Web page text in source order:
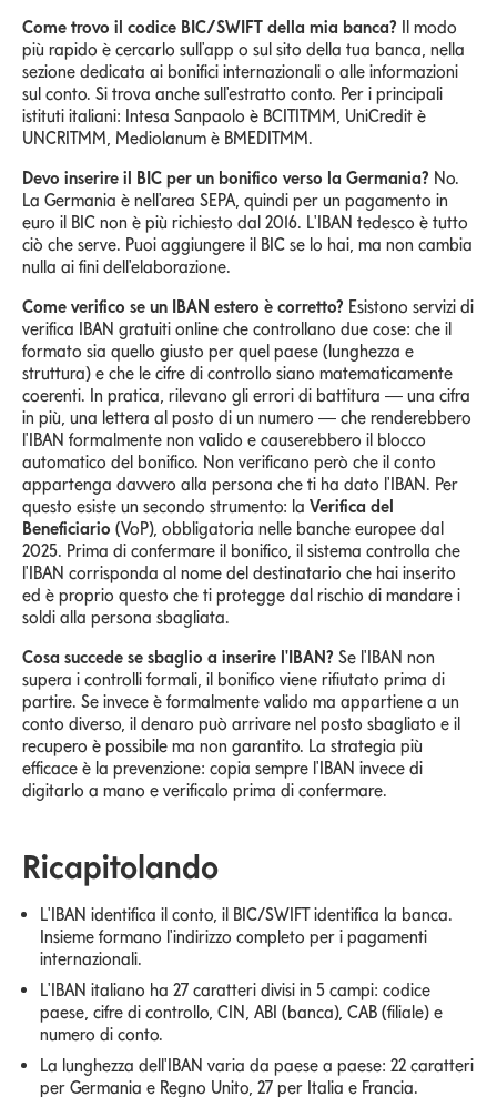
Come trovo il codice BIC/SWIFT della mia banca? Il modo
più rapido è cercarlo sull'app o sul sito della tua banca, nella
sezione dedicata ai bonifici internazionali o alle informazioni
sul conto. Si trova anche sull'estratto conto. Per i principali
istituti italiani: Intesa Sanpaolo è BCITITMM, UniCredit è
UNCRITMM, Mediolanum è BMEDITMM.
Devo inserire il BIC per un bonifico verso la Germania? No.
La Germania è nell'area SEPA, quindi per un pagamento in
euro il BIC non è più richiesto dal 2016. L'IBAN tedesco è tutto
ciò che serve. Puoi aggiungere il BIC se lo hai, ma non cambia
nulla ai fini dell'elaborazione.
Come verifico se un IBAN estero è corretto? Esistono servizi di
verifica IBAN gratuiti online che controllano due cose: che il
formato sia quello giusto per quel paese (lunghezza e
struttura) e che le cifre di controllo siano matematicamente
coerenti. In pratica, rilevano gli errori di battitura — una cifra
in più, una lettera al posto di un numero — che renderebbero
l'IBAN formalmente non valido e causerebbero il blocco
automatico del bonifico. Non verificano però che il conto
appartenga davvero alla persona che ti ha dato l'IBAN. Per
questo esiste un secondo strumento: la Verifica del
Beneficiario (VoP), obbligatoria nelle banche europee dal
2025. Prima di confermare il bonifico, il sistema controlla che
l'IBAN corrisponda al nome del destinatario che hai inserito
ed è proprio questo che ti protegge dal rischio di mandare i
soldi alla persona sbagliata.
Cosa succede se sbaglio a inserire l'IBAN? Se l'IBAN non
supera i controlli formali, il bonifico viene rifiutato prima di
partire. Se invece è formalmente valido ma appartiene a un
conto diverso, il denaro può arrivare nel posto sbagliato e il
recupero è possibile ma non garantito. La strategia più
efficace è la prevenzione: copia sempre l'IBAN invece di
digitarlo a mano e verificalo prima di confermare.
Ricapitolando
L'IBAN identifica il conto, il BIC/SWIFT identifica la banca.
Insieme formano l'indirizzo completo per i pagamenti
internazionali.
L'IBAN italiano ha 27 caratteri divisi in 5 campi: codice
paese, cifre di controllo, CIN, ABI (banca), CAB (filiale) e
numero di conto.
La lunghezza dell'IBAN varia da paese a paese: 22 caratteri
per Germania e Regno Unito, 27 per Italia e Francia.